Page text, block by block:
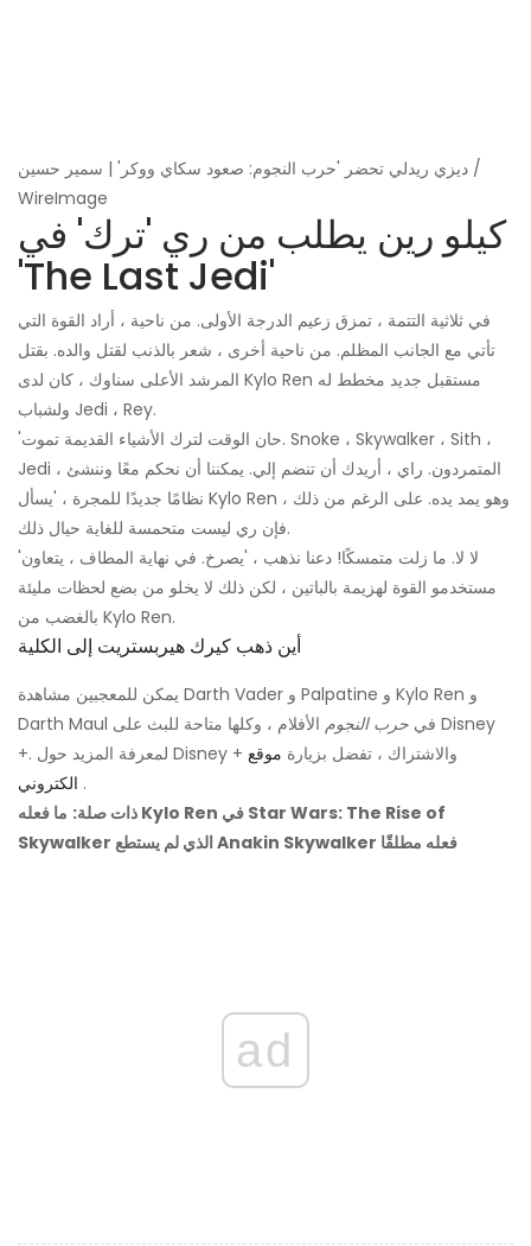
ديزي ريدلي تحضر 'حرب النجوم: صعود سكاي ووكر' | سمير حسين /
WireImage
كيلو رين يطلب من ري 'ترك' في
'The Last Jedi'
في ثلاثية التتمة ، تمزق زعيم الدرجة الأولى. من ناحية ، أراد القوة التي
تأتي مع الجانب المظلم. من ناحية أخرى ، شعر بالذنب لقتل والده. بقتل
المرشد الأعلى سناوك ، كان لدى Kylo Ren مستقبل جديد مخطط له
ولشباب Jedi ، Rey.
'حان الوقت لترك الأشياء القديمة تموت. Snoke ، Skywalker ، Sith ،
Jedi ، المتمردون. راي ، أريدك أن تنضم إلي. يمكننا أن نحكم معًا وننشئ
نظامًا جديدًا للمجرة ، 'يسأل Kylo Ren وهو يمد يده. على الرغم من ذلك ،
فإن ري ليست متحمسة للغاية حيال ذلك.
'لا لا. ما زلت متمسكًا! دعنا نذهب ، 'يصرخ. في نهاية المطاف ، يتعاون
مستخدمو القوة لهزيمة بالباتين ، لكن ذلك لا يخلو من بضع لحظات مليئة
بالغضب من Kylo Ren.
أين ذهب كيرك هيربستريت إلى الكلية
يمكن للمعجبين مشاهدة Darth Vader و Palpatine و Kylo Ren و
Darth Maul في حرب النجوم الأفلام ، وكلها متاحة للبث على Disney
+. لمعرفة المزيد حول Disney + والاشتراك ، تفضل بزيارة موقع
الكتروني .
ذات صلة: ما فعله Kylo Ren في Star Wars: The Rise of
Skywalker الذي لم يستطع Anakin Skywalker فعله مطلقًا
ad